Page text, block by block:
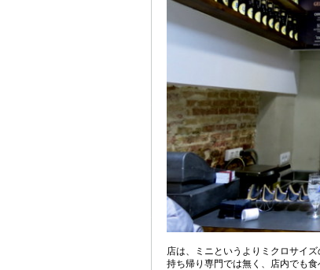
店は、ミニというよりミクロサイズ
持ち帰り専門では無く、店内でも